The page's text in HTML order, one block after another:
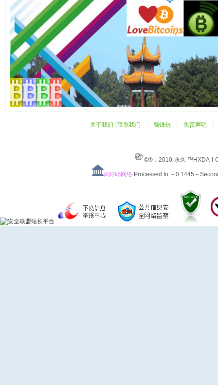
关于我们 联系我们 脑钱包 免责声明
©®：2010-永久 ™HXDA-
@好耶网络 Processed In:－0.1445－